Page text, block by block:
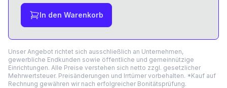
In den Warenkorb
Unser Angebot richtet sich ausschließlich an Unternehmen,
gewerbliche Endkunden sowie öffentliche und gemeinnützige
Einrichtungen. Alle Preise verstehen sich netto zzgl. gesetzlicher
Mehrwertsteuer. Preisänderungen und Irrtümer vorbehalten. *Kauf auf
Rechnung gewähren wir nach erfolgreicher Bonitätsprüfung.